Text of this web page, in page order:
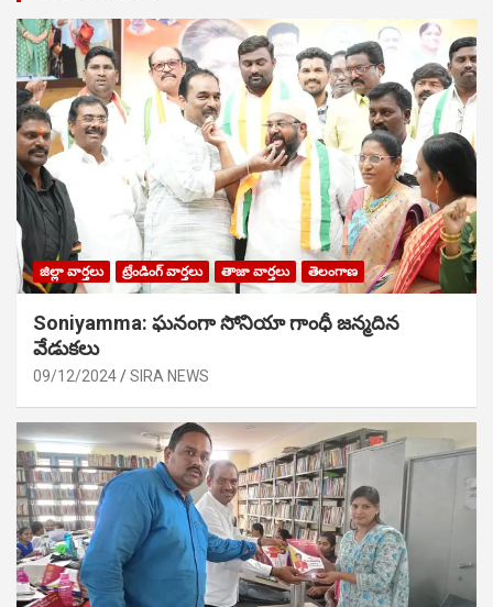
జిల్లా వార్తలు ట్రేండింగ్ వార్తలు తాజా వార్తలు తెలంగాణ
Soniyamma: ఘ‌నంగా సోనియా గాంధీ జ‌న్మ‌దిన
వేడుక‌లు
09/12/2024 SIRA NEWS